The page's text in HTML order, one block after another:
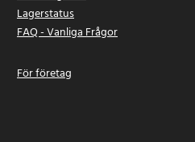
Lagerstatus
FAQ - Vanliga Frågor
För företag